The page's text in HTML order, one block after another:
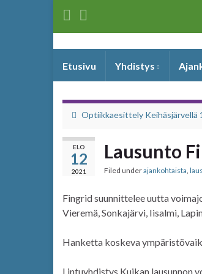
Etusivu Yhdistys
Optiikkaesittely Keihäsjärvellä
ELO
12
2021
Lausunto
Filed underajankohtaista,
Fingrid suunnittelee uutta
Vieremä, Sonkajärvi, Iisalmi,
Hanketta koskeva
Lintuyhdistys Kuikan lausunnon